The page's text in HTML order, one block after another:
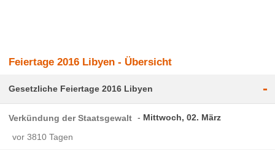
Feiertage 2016 Libyen - Übersicht
Gesetzliche Feiertage 2016 Libyen -
Verkündung der Staatsgewalt
Mittwoch, 02. März
vor 3810 Tagen